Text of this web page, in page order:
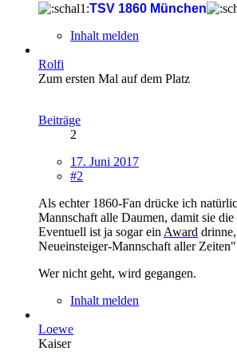
TSV 1860 München
Inhalt melden
Rolfi
Zum ersten Mal auf dem Platz
Beiträge
2
17. Juni 2017
#2
Als echter 1860-Fan drücke ich
Mannschaft alle Daumen, damit sie
Eventuell ist ja sogar ein Award
Neueinsteiger-Mannschaft aller
Wer nicht geht, wird gegangen.
Inhalt melden
Loewe
Kaiser